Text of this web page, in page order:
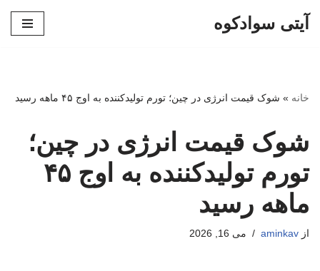
آیتی سوادکوه
خانه » شوک قیمت انرژی در چین؛ تورم تولیدکننده به اوج ۴۵ ماهه رسید
شوک قیمت انرژی در چین؛
تورم تولیدکننده به اوج ۴۵
ماهه رسید
از aminkav می 16, 2026